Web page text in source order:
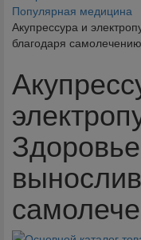
Популярная медицина
Акупрессура и
благодаря самолечению